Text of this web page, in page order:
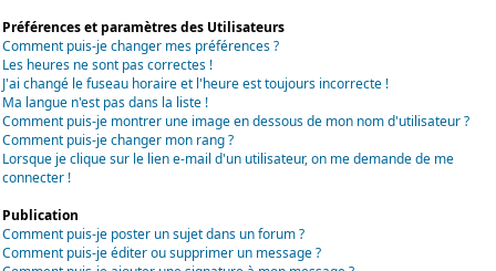
Préférences et paramètres des Utilisateurs
Comment puis-je changer mes préférences ?
Les heures ne sont pas correctes !
J'ai changé le fuseau horaire et l'heure est toujours incorrecte !
Ma langue n'est pas dans la liste !
Comment puis-je montrer une image en dessous de mon nom d'utilisateur ?
Comment puis-je changer mon rang ?
Lorsque je clique sur le lien e-mail d'un utilisateur, on me demande de me
connecter !
Publication
Comment puis-je poster un sujet dans un forum ?
Comment puis-je éditer ou supprimer un message ?